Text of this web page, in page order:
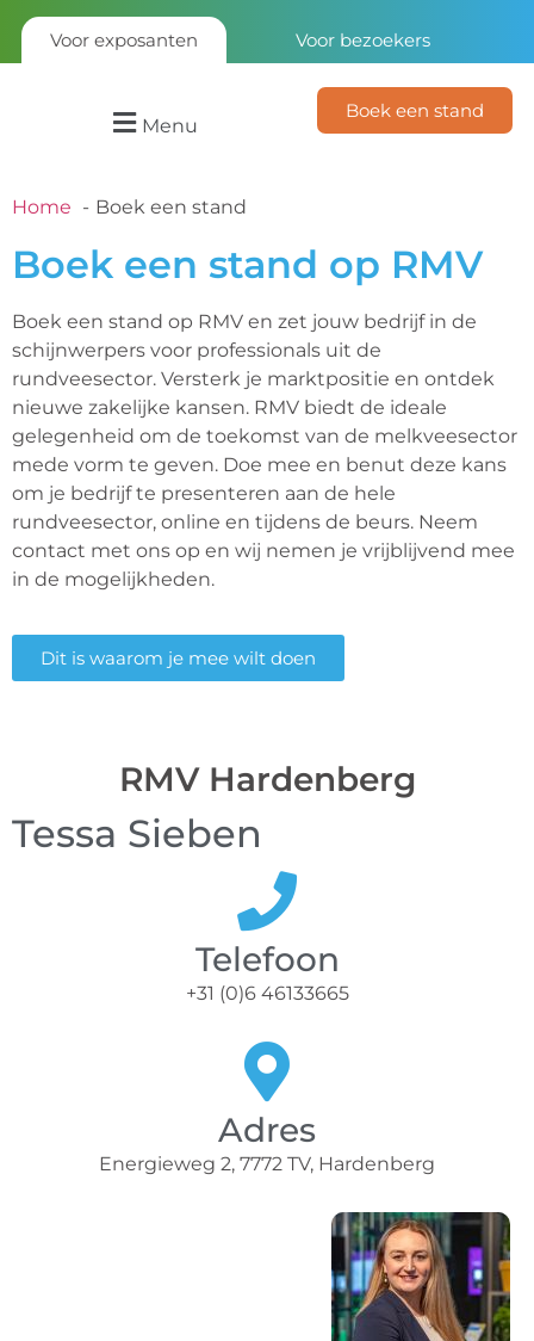
Voor exposanten Voor bezoekers
Menu
Boek een stand
Home Boek een stand
Boek een stand op RMV
Boek een stand op RMV en zet jouw bedrijf in de
schijnwerpers voor professionals uit de
rundveesector. Versterk je marktpositie en ontdek
nieuwe zakelijke kansen. RMV biedt de ideale
gelegenheid om de toekomst van de melkveesector
mede vorm te geven. Doe mee en benut deze kans
om je bedrijf te presenteren aan de hele
rundveesector, online en tijdens de beurs. Neem
contact met ons op en wij nemen je vrijblijvend mee
in de mogelijkheden.
Dit is waarom je mee wilt doen
RMV Hardenberg
Tessa Sieben
Telefoon
+31 (0)6 46133665
Adres
Energieweg 2, 7772 TV, Hardenberg